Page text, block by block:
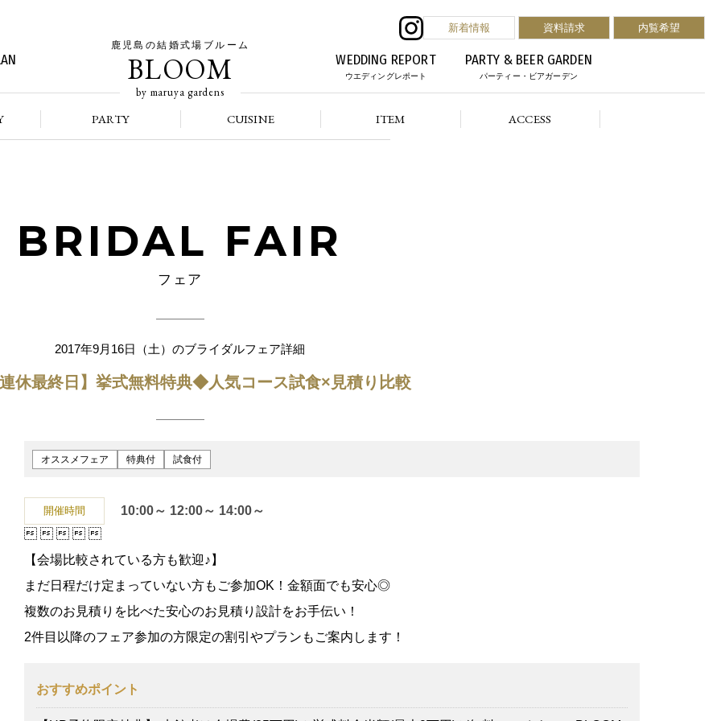
新着情報 資料請求 内覧希望
鹿児島の結婚式場ブルーム
BLOOM WEDDING REPORT
ウエディングレポート
PARTY & BEER GARDEN
パーティー・ビアガーデン
by maruya gardens
PARTY CUISINE ITEM ACCESS
BRIDAL FAIR
フェア
2017年9月16日（土）のブライダルフェア詳細
休最終日】挙式無料特典◆人気コース試食×見積り比較
オススメフェア 特典付 試食付
開催時間 10:00～ 12:00～ 14:00～
【会場比較されている方も歓迎♪】
まだ日程だけ定まっていない方もご参加OK！金額面でも安心◎
複数のお見積りを比べた安心のお見積り設計をお手伝い！
2件目以降のフェア参加の方限定の割引やプランもご案内します！
おすすめポイント